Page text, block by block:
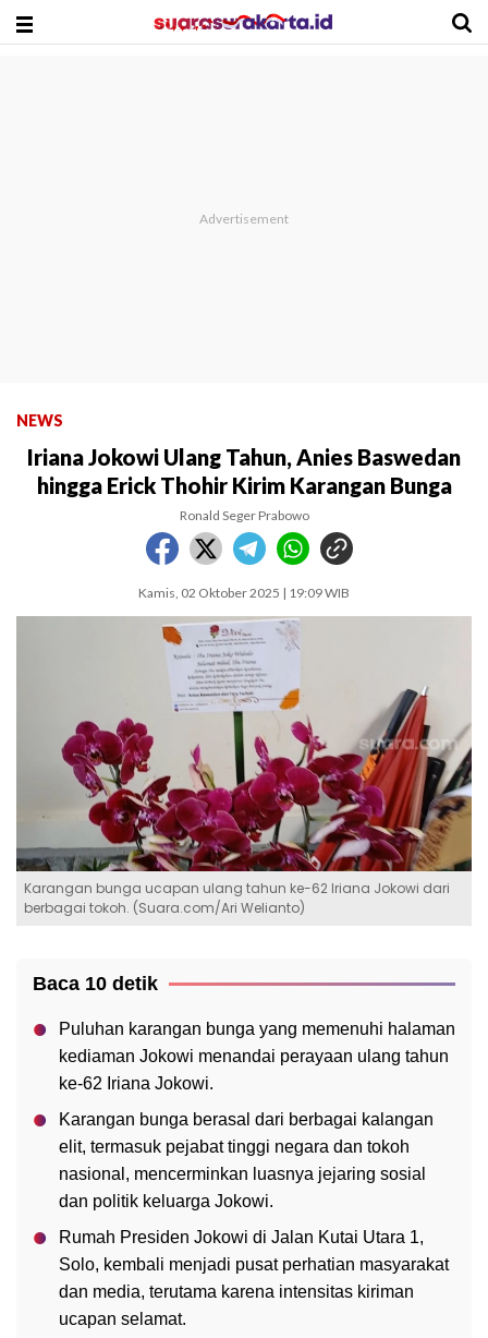
NEWS
Iriana Jokowi Ulang Tahun, Anies Baswedan
hingga Erick Thohir Kirim Karangan Bunga
Ronald Seger Prabowo
Kamis, 02 Oktober 2025 | 19:09 WIB
Karangan bunga ucapan ulang tahun ke-62 Iriana Jokowi dari
berbagai tokoh. (Suara.com/Ari Welianto)
Baca 10 detik
Puluhan karangan bunga yang memenuhi halaman
kediaman Jokowi menandai perayaan ulang tahun
ke-62 Iriana Jokowi.
Karangan bunga berasal dari berbagai kalangan
elit, termasuk pejabat tinggi negara dan tokoh
nasional, mencerminkan luasnya jejaring sosial
dan politik keluarga Jokowi.
Rumah Presiden Jokowi di Jalan Kutai Utara 1,
Solo, kembali menjadi pusat perhatian masyarakat
dan media, terutama karena intensitas kiriman
ucapan selamat.